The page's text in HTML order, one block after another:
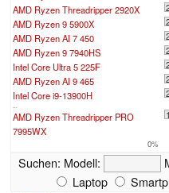
AMD Ryzen Threadripper 2920X
AMD Ryzen 9 5900X
AMD Ryzen AI 7 450
AMD Ryzen 9 7940HS
Intel Core Ultra 5 225F
AMD Ryzen AI 9 465
Intel Core i9-13900H
AMD Ryzen Threadripper PRO
7995WX
0%
Suchen: Modell:
Laptop